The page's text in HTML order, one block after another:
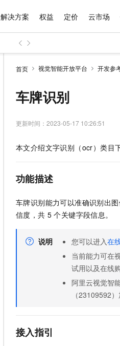
解决方案 权益 定价 云市场
首页 视觉智能开放平台 开发参
车牌识别
更新时间： 2023-05-17 10:26:51
本文介绍文字识别（ocr）类目
功能描述
车牌识别能力可以准确识别出
信度，共 5 个关键字段信息。
说明 您可以进入在
当前能力可在
试用以及在线购
阿里云视觉智
（23109592
接入指引
千问AI平台
能看、能想、能动手的多模态智能体模型
NEW
千问AI平台-模型体验
在线体验全尺寸、多种模态的模型效果
精选产品
大模型服务与应用平台
多元化、高性能、安全可靠的大模型服务
无影云电脑
随时随地安全接入的云上超级电脑
云解析DNS
云原生大数据计算服务 MaxCompute
面向分析的企业级SaaS模式云数据仓库
精选解决方案
企业级Agent产品，直接交付可用成果
HappyHorse 打造一站式影视创作平台
可视化编排打通从文字构思到成片全链路闭环
快速拥有专属 OpenClaw
普惠上云
云服务器38元/年起，超值低价云产品抢先购
推荐新用户得奖励，单订单最高返9万
云工开物
高校专属算力普惠，学生认证享300元代
免费试用
解决方案免费试用 新老同享
最高领取价值200元试用点，立即开启云上
AI 产品 免费试用
产品新客免费试用，最长12个月
产品定价
了解云产品的定价详情
云上成本管理
管理和优化成本
精选商城
多端小程序
观测云
Tuya 物联网平台阿里云版
电子合同
畅捷通
Tableau 订阅
AI空中课堂在线直播课堂（旗舰版）
开发者生态解决方案
成为销售伙伴
咨询伙伴
销售伙伴合作计划
无影生态合作计划
Consulting Partner 合作计划
售前咨询
售后服务
自助服务
在线服务
短信专区
为什么选择阿里云
技术领先
分析师报告
研究报告与白皮书
天池大赛
云开发大赛